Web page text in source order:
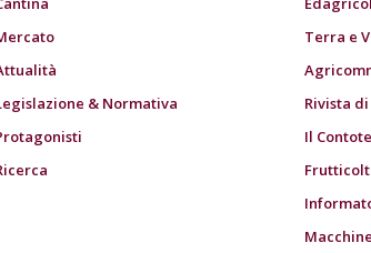
& Normativa
Terra e
Rivista
Il